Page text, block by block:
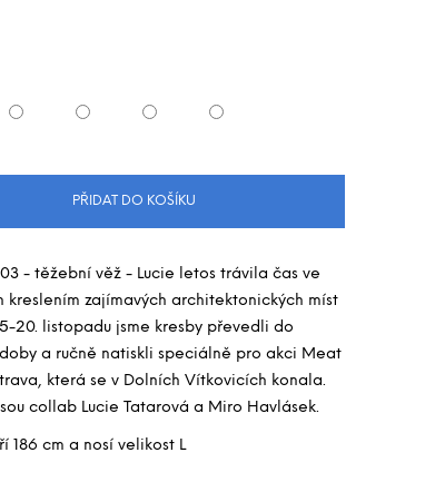
- těžební věž - Lucie letos trávila čas ve
kreslením zajímavých architektonických míst
20. listopadu jsme kresby převedli do
a ručně natiskli speciálně pro akci Meat
která se v Dolních Vítkovicích konala.
collab Lucie Tatarová a Miro Havlásek.
186 cm a nosí velikost L
PŘIDAT DO KOŠÍKU